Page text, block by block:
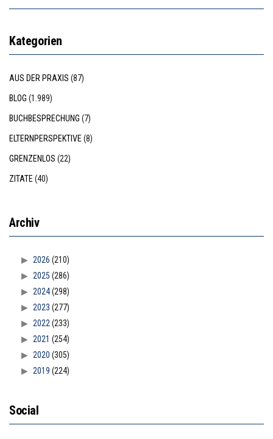
Kategorien
AUS DER PRAXIS (87)
BLOG (1.989)
BUCHBESPRECHUNG (7)
ELTERNPERSPEKTIVE(8)
GRENZENLOS (22)
ZITATE(40)
Archiv
2026 (210)
2025 (286)
2024(298)
2023 (277)
2022(233)
2021 (254)
2020 (305)
2019 (224)
Social